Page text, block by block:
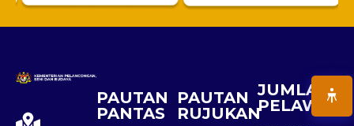
PAUTAN
PANTAS
PAUTAN
RUJUKAN
JUMLAH
PELAWAT